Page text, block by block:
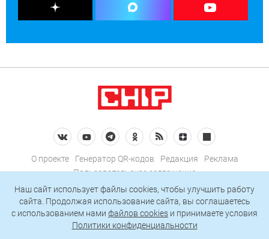
О проекте Генератор QR-кодов Редакция
Реклама
Пользовательское соглашение
Политика конфиденциальности
Подписаться на рассылку
Наш сайт использует файлы cookies, чтобы улучшить работу
сайта. Продолжая использование сайта, вы соглашаетесь
c использованием нами файлов cookies и принимаете условия
Политики конфиденциальности